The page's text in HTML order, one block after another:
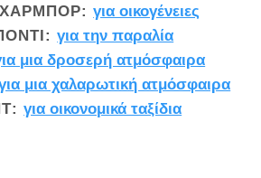
ΧΑΡΜΠΟΡ:για οικογένειες
:για την παραλία
μια δροσερή ατμόσφαιρα
μια χαλαρωτική ατμόσφαιρα
:για οικονομικά ταξίδια